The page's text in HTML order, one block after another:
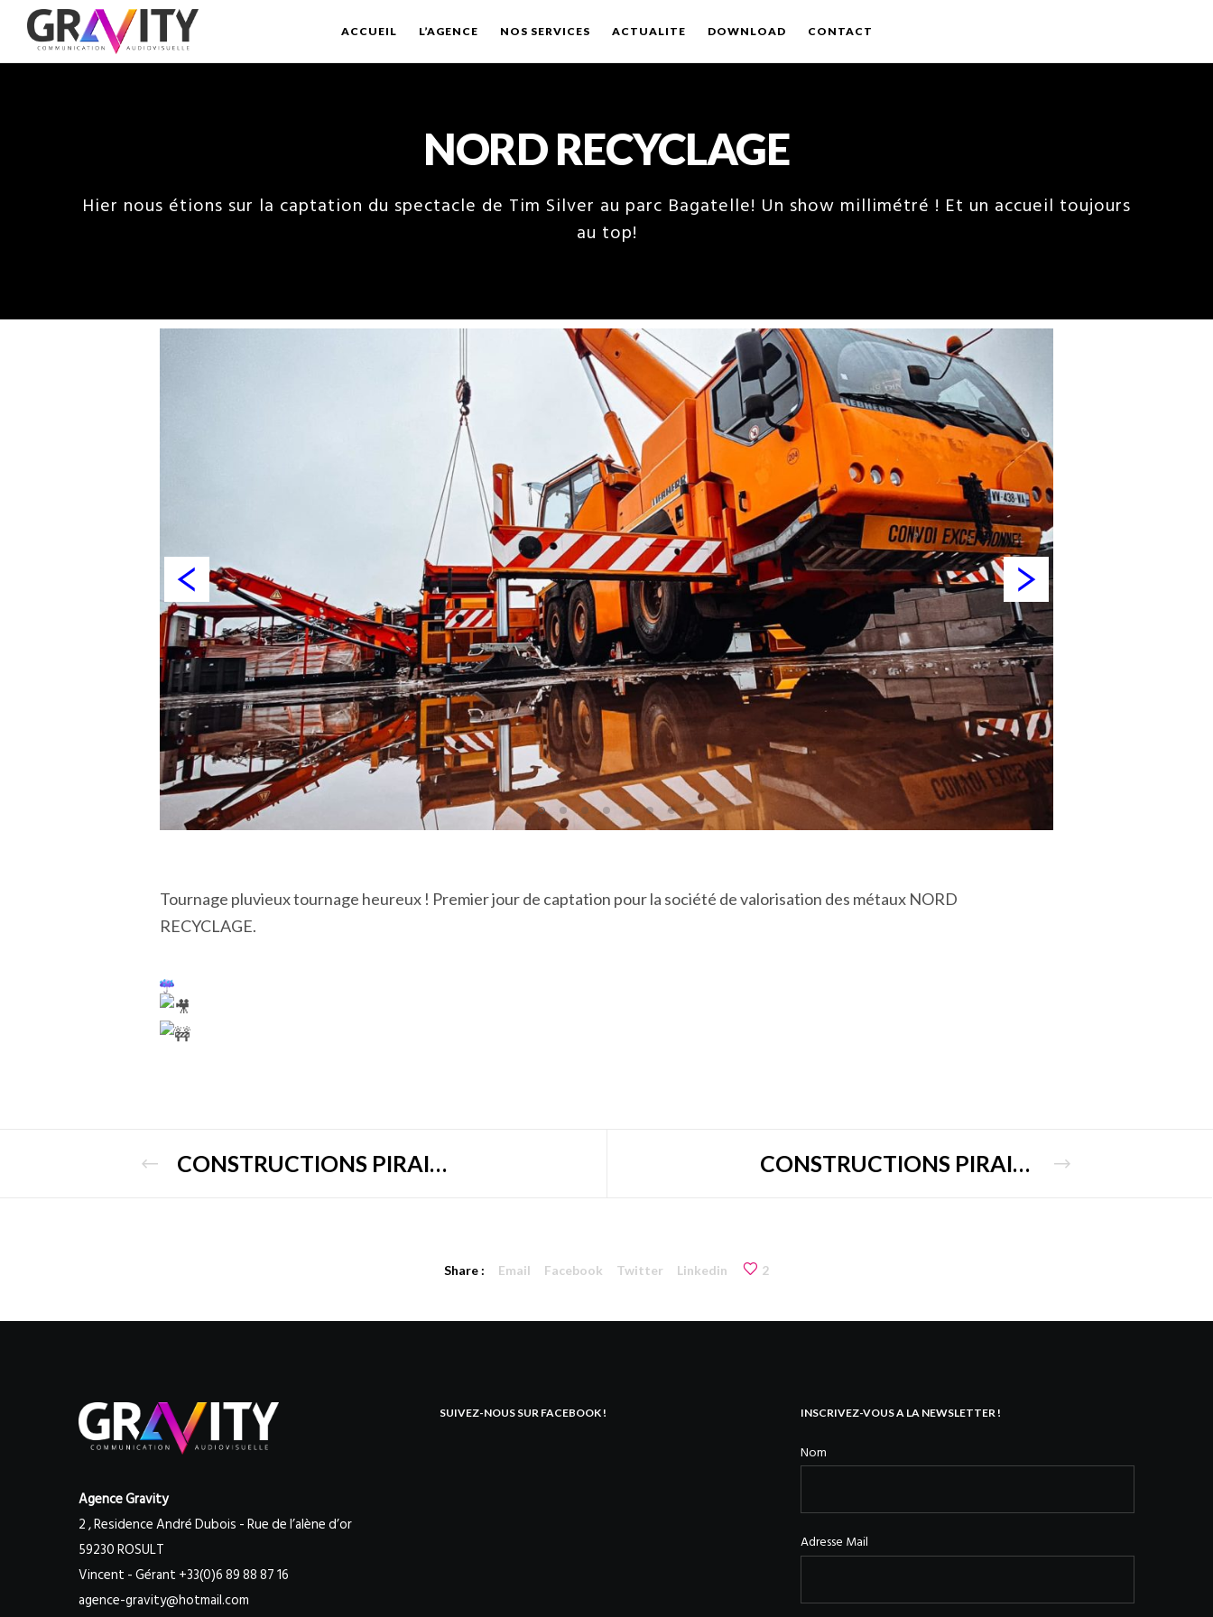
ACCUEIL L’AGENCE NOS SERVICES ACTUALITE DOWNLOAD CONTACT
NORD RECYCLAGE
Hier nous étions sur la captation du spectacle de Tim Silver au parc Bagatelle! Un show millimétré ! Et un accueil toujours
au top!
Tournage pluvieux tournage heureux ! Premier jour de captation pour la société de valorisation des métaux NORD
RECYCLAGE.
CONSTRUCTIONS PIRAINO CONSTRUCTIONS PIRAINO
Share : Email Facebook Twitter Linkedin 2
Agence Gravity
2 , Residence André Dubois - Rue de l’alène d’or
59230 ROSULT
Vincent - Gérant +33(0)6 89 88 87 16
agence-gravity@hotmail.com
SUIVEZ-NOUS SUR FACEBOOK ! INSCRIVEZ-VOUS A LA NEWSLETTER !
Nom
Adresse Mail